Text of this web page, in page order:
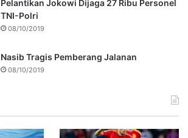
Pelantikan Jokowi Dijaga 27 Ribu Personel
TNI-Polri
08/10/2019
Nasib Tragis Pemberang Jalanan
08/10/2019